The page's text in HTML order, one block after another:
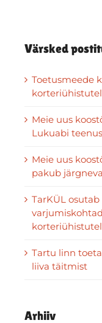
Värsked
Toetusmeede
Meie uus
Lukuabi
Meie uus
pakub
TarKÜL
Tartu linn
liiva täitmist
Arhiiv